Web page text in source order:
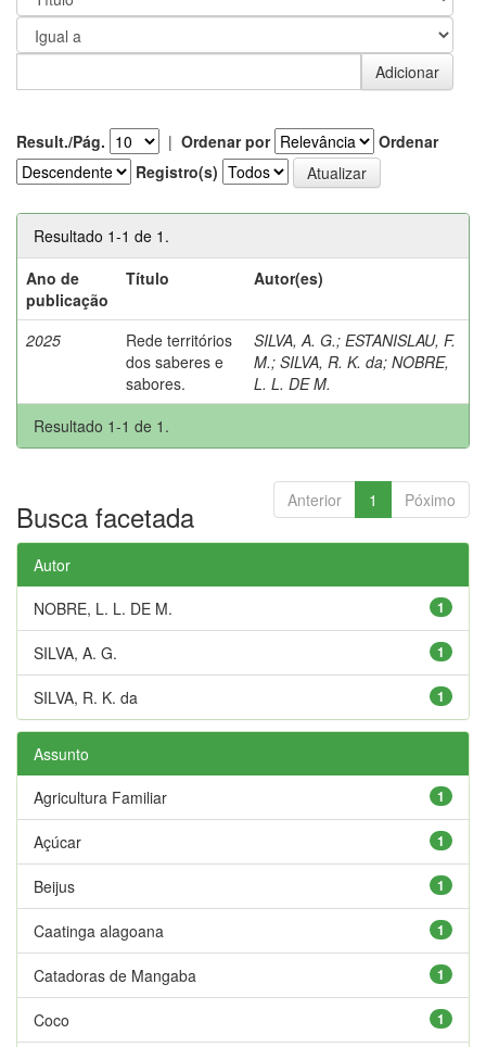
Result./Pág. | Ordenar por
Ordenar
Registro(s)
Resultado 1-1 de 1.
Ano de
publicação
Título Autor(es)
2025
Rede territórios
dos saberes e
sabores.
SILVA, A. G.; ESTANISLAU, F.
M.; SILVA, R. K. da; NOBRE,
L. L. DE M.
Resultado 1-1 de 1.
Anterior 1 Póximo
Busca facetada
Autor
1
NOBRE, L. L. DE M.
1
SILVA, A. G.
1
SILVA, R. K. da
Assunto
1
Agricultura Familiar
1
Açúcar
1
Beijus
1
Caatinga alagoana
1
Catadoras de Mangaba
1
Coco